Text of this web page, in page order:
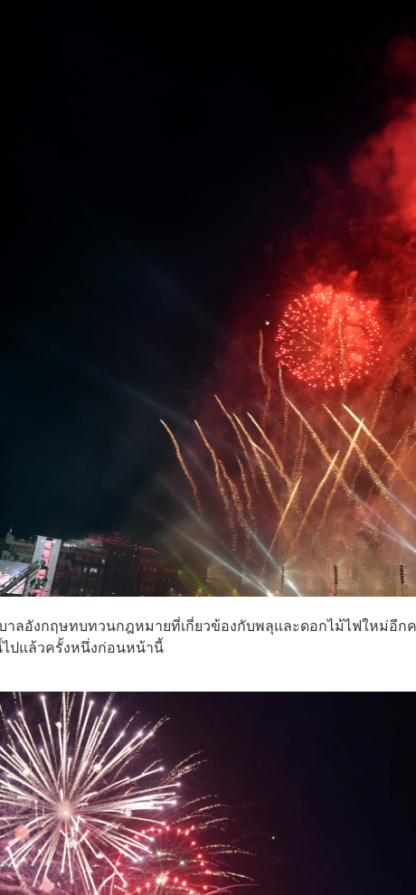
าลอังกฤษทบทวนกฎหมายที่เกี่ยวข้องกับพลุและดอกไม้ไฟใหม่อีก
ปแล้วครั้งหนึ่งก่อนหน้านี้